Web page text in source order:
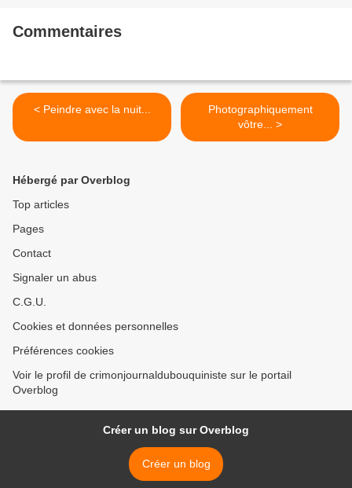
Commentaires
< Peindre avec la nuit...
Photographiquement
vôtre... >
Hébergé par Overblog
Top articles
Pages
Contact
Signaler un abus
C.G.U.
Cookies et données personnelles
Préférences cookies
Voir le profil de crimonjournaldubouquiniste sur le portail
Overblog
Créer un blog sur Overblog
Créer un blog